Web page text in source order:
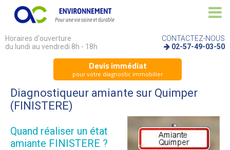
Horaires d'ouverture
du lundi au vendredi 8h - 18h
CONTACTEZ-NOUS
02-57-49-03-50
Devis immédiat
pour votre diagnostic immobilier
Diagnostiqueur amiante sur Quimper
(FINISTERE)
Quand réaliser un état
amiante FINISTERE ?